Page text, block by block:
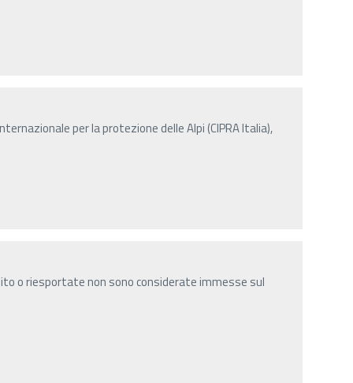
per la protezione delle Alpi (CIPRA Italia),
o riesportate non sono considerate immesse sul